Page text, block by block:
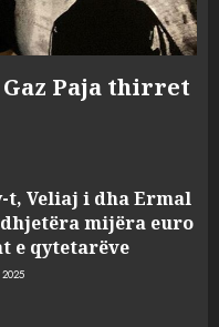
Paja thirret
t, Veliaj i dha Ermal
mijëra euro
e qytetarëve